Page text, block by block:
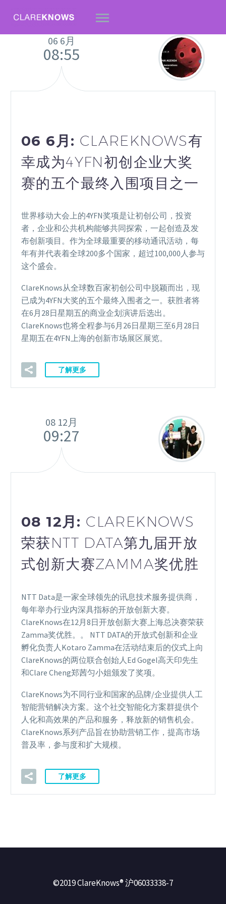
English
06 6月
08:55
06 6月: CLAREKNOWS有
幸成为4YFN初创企业大奖
赛的五个最终入围项目之一
世界移动大会上的4YFN奖项是让初创公司，投资
者，企业和公共机构能够共同探索，一起创造及发
布创新项目。作为全球最重要的移动通讯活动，每
年有并代表着全球200多个国家，超过100,000人参与
这个盛会。
ClareKnows从全球数百家初创公司中脱颖而出，现
已成为4YFN大奖的五个最终入围者之一。获胜者将
在6月28日星期五的商业企划演讲后选出。
ClareKnows也将全程参与6月26日星期三至6月28日
星期五在4YFN上海的创新市场展区展览。
了解更多
08 12月
09:27
08 12月: CLAREKNOWS
荣获NTT DATA第九届开放
式创新大赛ZAMMA奖优胜
NTT Data是一家全球领先的讯息技术服务提供商，
每年举办行业内深具指标的开放创新大赛。
ClareKnows在12月8日开放创新大赛上海总决赛荣获
Zamma奖优胜。。 NTT DATA的开放式创新和企业
孵化负责人Kotaro Zamma在活动结束后的仪式上向
ClareKnows的两位联合创始人Ed Gogel高天印先生
和Clare Cheng郑茜匀小姐颁发了奖项。
ClareKnows为不同行业和国家的品牌/企业提供人工
智能营销解决方案。这个社交智能化方案群提供个
人化和高效果的产品和服务，释放新的销售机会。
ClareKnows系列产品旨在协助营销工作，提高市场
普及率，参与度和扩大规模。
了解更多
©2019 ClareKnows® 沪06033338-7